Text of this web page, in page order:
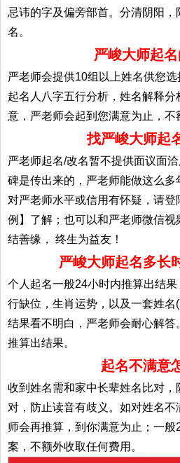
忌讳的字及偏旁部首。分清阴阳，
名。
严峻大师起
严老师会提供10组以上姓名供您
起名人八字五行分析，姓名解释
意，严老师会起到您满意为止，不
找严峻大师起
严老师起名/改名暂不提供面议面
碑是传出来的，严老师能做这么
对严老师水平或信用有怀疑，请
例】了解；也可以和严老师微信
结善缘， 终生为益友！
严峻大师起名多长
个人起名一般24小时内推算出结
行缺位，生肖运势，以及一套姓
结果看不明白，严老师会耐心解
推算出结果。
起名不满意
收到姓名需和家中长辈姓名比对
对，防止读音有歧义。如对姓名
师会再推算，到你满意为止；一
案，不额外收取任何费用。